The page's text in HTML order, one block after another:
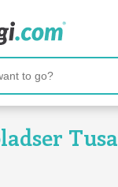
Tusa